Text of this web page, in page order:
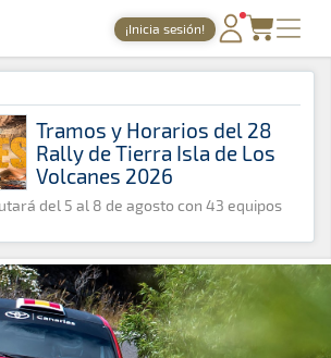
Revista del motor desde 1999
¡Inicia sesión!
PORTADA
TIEMPOS ONLINE
NOTICIAS
AGENDA
GALERÍAS
TIENDA
ARCHIVO
» Rally
Tramos y Horarios del 28
Rally de Tierra Isla de Los
Volcanes 2026
del 5 al 8 de agosto con 43 equipos